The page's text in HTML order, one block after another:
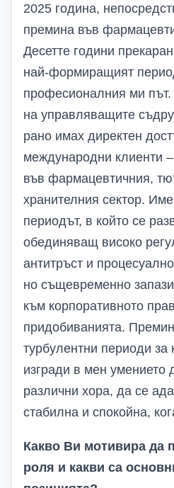
2025 година,
премина във
Десетте години
най-формиращият
професионалния ми път.
на управляващите
рано имах директен
международни клиенти
във фармацевтичния,
хранителния сектор.
периодът, в който се
обединяващ високо
антитръст и
но същевременно
към корпоративното
придобиванията.
турбулентни периоди за
изгради в мен умението
различни хора, да се
стабилна и спокойна,
Какво Ви мотивира да
роля и какви са